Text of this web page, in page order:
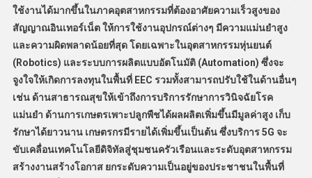
ใช้งานได้มากขึ้นในภาคอุตสาหกรรมที่ต้องอาศัยความเร็วสูงของ
สัญญาณอินเทอร์เน็ต ให้การใช้งานอุปกรณ์ต่างๆ มีความแม่นยำสูง
และความผิดพลาดน้อยที่สุด โดยเฉพาะในอุตสาหกรรมหุ่นยนต์
(Robotics) และระบบการผลิตแบบอัตโนมัติ (Automation) ซึ่งจะ
จูงใจให้เกิดการลงทุนในพื้นที่ EEC รวมทั้งสามารถปรับใช้ในด้านอื่นๆ
เช่น ด้านสาธารณสุขให้เข้าถึงการบริการรักษาการวินิจฉัยโรค
แม่นยำ ด้านการเกษตรเพาะปลูกพืชได้ผลผลิตเพิ่มขึ้นมีมูลค่าสูง เก็บ
รักษาได้ยาวนาน เกษตรกรมีรายได้เพิ่มขึ้นเป็นต้น ซึ่งบริการ 5G จะ
ขับเคลื่อนเทคโนโลยีดิจิทัลสู่ชุมชนครัวเรือนและระดับอุตสาหกรรม
สร้างงานสร้างโอกาส ยกระดับความเป็นอยู่ของประชาชนในพื้นที่